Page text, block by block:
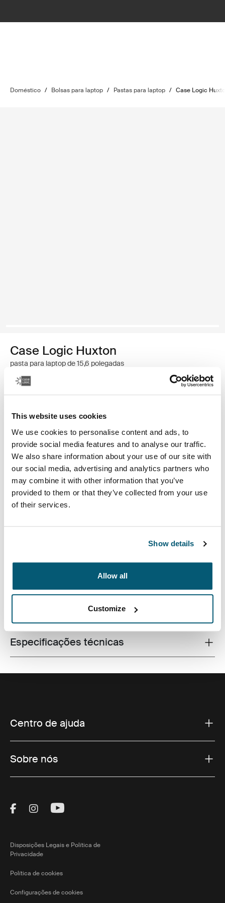
This website uses cookies
We use cookies to personalise content and ads, to
provide social media features and to analyse our traffic.
We also share information about your use of our site with
our social media, advertising and analytics partners who
may combine it with other information that you’ve
provided to them or that they’ve collected from your use
of their services.
Show details
Allow all
Customize
Doméstico / Bolsas para laptop / Pastas para laptop / Case Logic
Case Logic Huxton
pasta para laptop de 15,6 polegadas
R$ 309,00
Cor
Case Logic Huxton 15.6" Laptop Sleeve Preto
Case Logic Huxton 15.6" Laptop Sleeve Grafite (selected)
Case Logic Huxton 15.6" Laptop Sleeve Bálsamo
O case fino com tecido texturizado é perfeito para
Toggle features
Todos os recursos
Toggle techspec
Especificações técnicas
Centro de ajuda
Sobre nós
Visit Thule on Facebook (external link)
Visit Thule on Instagram (external link)
Visit Thule on Youtube (external
Disposições Legais e Política de
Privacidade
Política de cookies
Configurações de cookies